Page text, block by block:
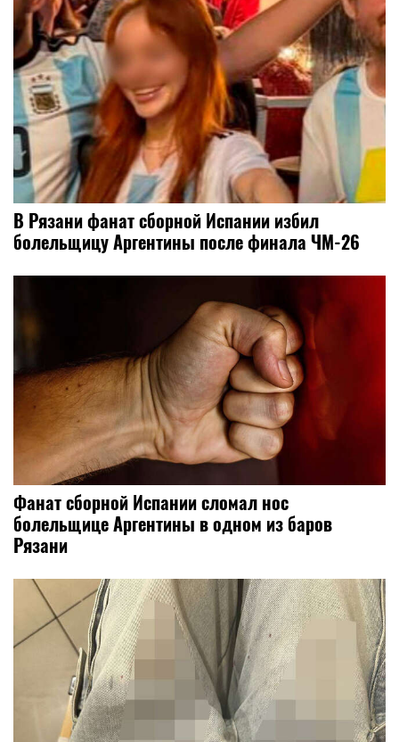
В Рязани фанат сборной Испании избил
болельщицу Аргентины после финала ЧМ-26
Фанат сборной Испании сломал нос
болельщице Аргентины в одном из баров
Рязани